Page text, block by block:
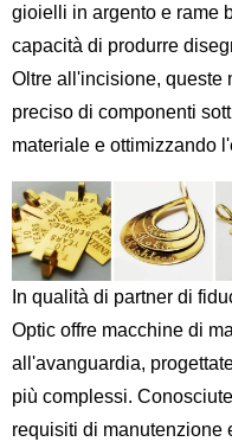
gioielli in argento e rame
capacità di produrre
Oltre all'incisione, queste
preciso di componenti
materiale e ottimizzando
In qualità di partner di
Optic offre macchine di
all'avanguardia,
più complessi.
requisiti di manutenzione